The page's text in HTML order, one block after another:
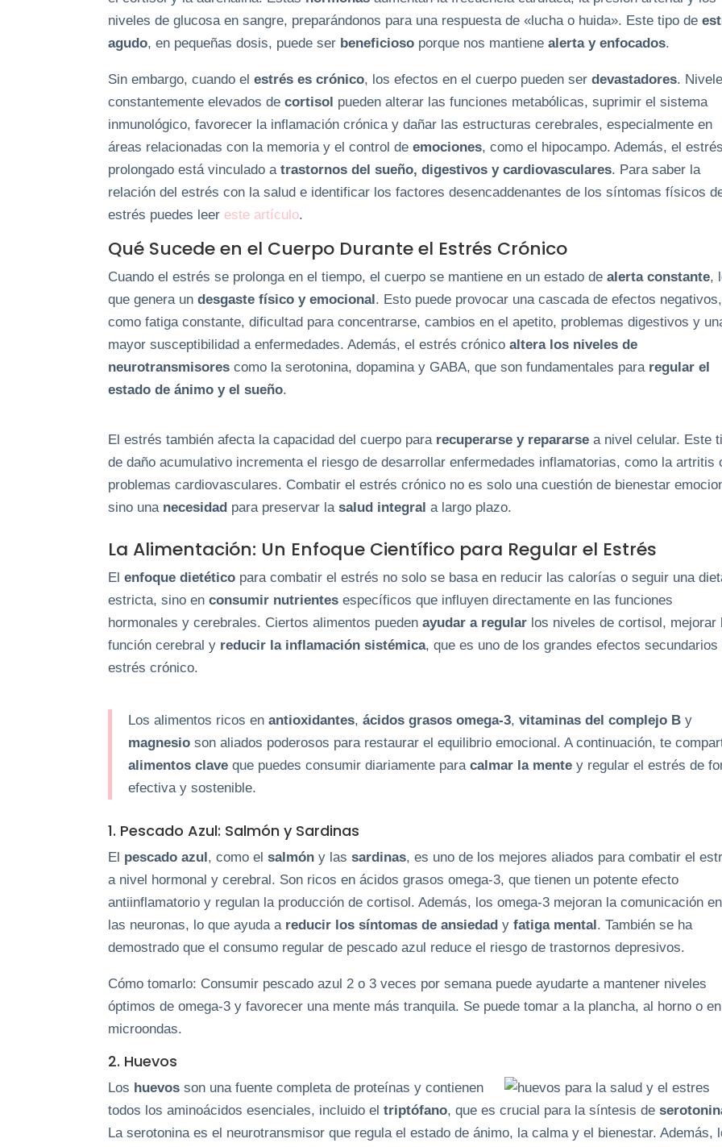
niveles de glucosa en sangre, preparándonos para una respuesta de «lucha o huida». Este tipo de
agudo, en pequeñas dosis, puede ser beneficioso porque nos mantienealerta y enfocados.
Sin embargo, cuando elestrés es crónico, los efectos en el cuerpo pueden serdevastadores.
constantemente elevados decortisol pueden alterar las funciones metabólicas, suprimir el sistema
inmunológico, favorecer la inflamación crónica y dañar las estructuras cerebrales, especialmente en
áreas relacionadas con la memoria y el control deemociones, como el hipocampo. Además, el estrés
prolongado está vinculado atrastornos del sueño, digestivos y cardiovasculares. Para saber la
relación del estrés con la salud e identificar los factores desencaddenantes de los síntomas físicos
estrés puedes leer este artículo.
Qué Sucede en el Cuerpo Durante el Estrés Crónico
Cuando el estrés se prolonga en el tiempo, el cuerpo se mantiene en un estado dealerta constante,
que genera undesgaste físico y emocional . Esto puede provocar una cascada de efectos negativos,
como fatiga constante, dificultad para concentrarse, cambios en el apetito, problemas digestivos y
mayor susceptibilidad a enfermedades. Además, el estrés crónicoaltera los niveles de
neurotransmisores como la serotonina, dopamina y GABA, que son fundamentales para regular el
estado de ánimo y el sueño.
El estrés también afecta la capacidad del cuerpo para recuperarse y repararse a nivel celular. Este
de daño acumulativo incrementa el riesgo de desarrollar enfermedades inflamatorias, como la artritis
problemas cardiovasculares. Combatir el estrés crónico no es solo una cuestión de bienestar
sino una necesidad para preservar lasalud integral a largo plazo.
La Alimentación: Un Enfoque Científico para Regular el Estrés
Elenfoque dietético para combatir el estrés no solo se basa en reducir las calorías o seguir una
estricta, sino enconsumir nutrientes específicos que influyen directamente en las funciones
hormonales y cerebrales. Ciertos alimentos puedenayudar a regular los niveles de cortisol, mejorar
función cerebral y reducir la inflamación sistémica, que es uno de los grandes efectos secundarios
estrés crónico.
Los alimentos ricos enantioxidantes,ácidos grasos omega-3,vitaminas del complejo B y
magnesio son aliados poderosos para restaurar el equilibrio emocional. A continuación, te
alimentos clave que puedes consumir diariamente paracalmar la mente y regular el estrés de
efectiva y sostenible.
1. Pescado Azul: Salmón y Sardinas
El pescado azul , como elsalmón y lassardinas, es uno de los mejores aliados para combatir el
a nivel hormonal y cerebral. Son ricos en ácidos grasos omega-3, que tienen un potente efecto
antiinflamatorio y regulan la producción de cortisol. Además, los omega-3 mejoran la comunicación
las neuronas, lo que ayuda a reducir los síntomas de ansiedad yfatiga mental . También se ha
demostrado que el consumo regular de pescado azul reduce el riesgo de trastornos depresivos.
Cómo tomarlo: Consumir pescado azul 2 o 3 veces por semana puede ayudarte a mantener niveles
óptimos de omega-3 y favorecer una mente más tranquila. Se puede tomar a la plancha, al horno o en
microondas.
2. Huevos
Los huevos son una fuente completa de proteínas y contienen
todos los aminoácidos esenciales, incluido eltriptófano, que es crucial para la síntesis de
La serotonina es el neurotransmisor que regula el estado de ánimo, la calma y el bienestar. Además,